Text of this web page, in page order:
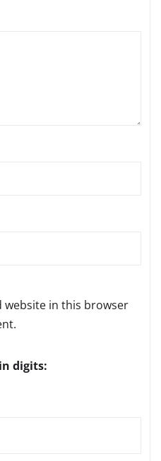
website in this browser
digits: